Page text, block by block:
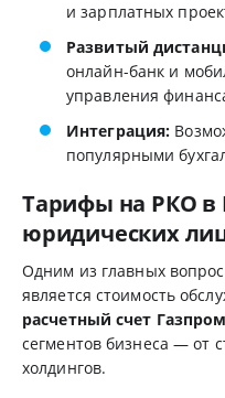
и зарплатных
Развитый
онлайн-банк и
управления
Интеграция:
популярными
Тарифы на РКО в
юридических
Одним из главных
является стоимость
расчетный счет
сегментов бизнеса — от
холдингов.